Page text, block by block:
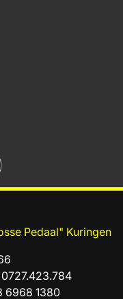
Pedaal" Kuringen
6968 1380